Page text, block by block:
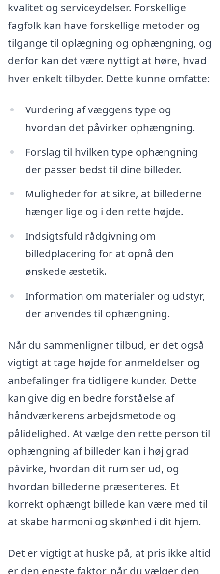
kvalitet og serviceydelser. Forskellige
fagfolk kan have forskellige metoder og
tilgange til oplægning og ophængning, og
derfor kan det være nyttigt at høre, hvad
hver enkelt tilbyder. Dette kunne omfatte:
Vurdering af væggens type og
hvordan det påvirker ophængning.
Forslag til hvilken type ophængning
der passer bedst til dine billeder.
Muligheder for at sikre, at billederne
hænger lige og i den rette højde.
Indsigtsfuld rådgivning om
billedplacering for at opnå den
ønskede æstetik.
Information om materialer og udstyr,
der anvendes til ophængning.
Når du sammenligner tilbud, er det også
vigtigt at tage højde for anmeldelser og
anbefalinger fra tidligere kunder. Dette
kan give dig en bedre forståelse af
håndværkerens arbejdsmetode og
pålidelighed. At vælge den rette person til
ophængning af billeder kan i høj grad
påvirke, hvordan dit rum ser ud, og
hvordan billederne præsenteres. Et
korrekt ophængt billede kan være med til
at skabe harmoni og skønhed i dit hjem.
Det er vigtigt at huske på, at pris ikke altid
er den eneste faktor, når du vælger den